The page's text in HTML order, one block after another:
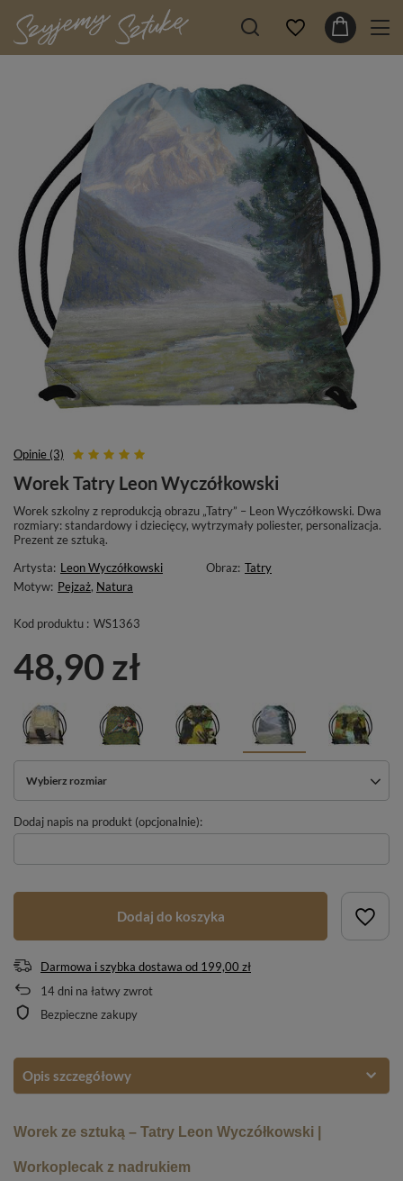
Opinie (3)
Worek Tatry Leon Wyczółkowski
Worek szkolny z reprodukcją obrazu „Tatry” – Leon Wyczółkowski. Dwa
rozmiary: standardowy i dziecięcy, wytrzymały poliester, personalizacja.
Prezent ze sztuką.
Artysta: Leon Wyczółkowski Obraz: Tatry
Motyw: Pejzaż, Natura
Kod produktu : WS1363
48,90 zł
Wybierz rozmiar
Dodaj napis na produkt (opcjonalnie):
Dodaj do koszyka
Darmowa i szybka dostawa od 199,00 zł
14dni na łatwy zwrot
Bezpieczne zakupy
Opis szczegółowy
Worek ze sztuką – Tatry Leon Wyczółkowski |
Workoplecak z nadrukiem